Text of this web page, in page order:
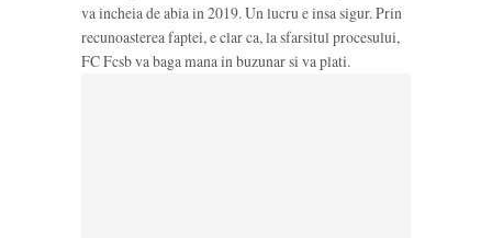
va incheia de abia in 2019. Un lucru e insa sigur. Prin
recunoasterea faptei, e clar ca, la sfarsitul procesului,
FC Fcsb va baga mana in buzunar si va plati.